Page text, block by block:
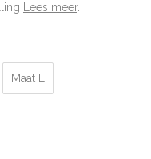
Lees meer.
Maat L